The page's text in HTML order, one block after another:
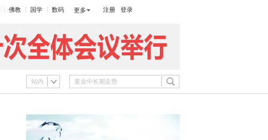
佛教 国学 数码 更多 注册 登录
站内